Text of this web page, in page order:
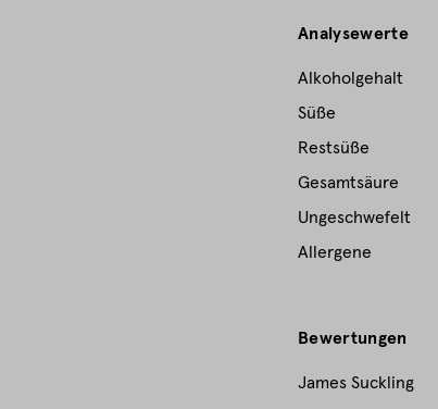
Analysewerte
Alkoholgehalt
Süße
Restsüße
Gesamtsäure
Ungeschwefelt
Allergene
Bewertungen
James Suckling